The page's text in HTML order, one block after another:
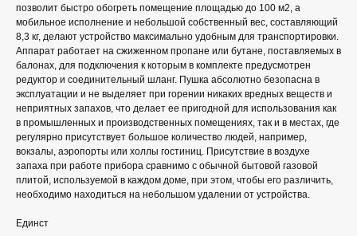
позволит быстро обогреть помещение площадью до 100 м2, а
мобильное исполнение и небольшой собственный вес, составляющий
8,3 кг, делают устройство максимально удобным для транспортировки.
Аппарат работает на сжиженном пропане или бутане, поставляемых в
балонах, для подключения к которым в комплекте предусмотрен
редуктор и соединительный шланг. Пушка абсолютно безопасна в
эксплуатации и не выделяет при горении никаких вредных веществ и
неприятных запахов, что делает ее пригодной для использования как
в промышленных и производственных помещениях, так и в местах, где
регулярно присутствует большое количество людей, например,
вокзалы, аэропорты или холлы гостиниц. Присутствие в воздухе
запаха при работе прибора сравнимо с обычной бытовой газовой
плитой, используемой в каждом доме, при этом, чтобы его различить,
необходимо находиться на небольшом удалении от устройства.
Единст